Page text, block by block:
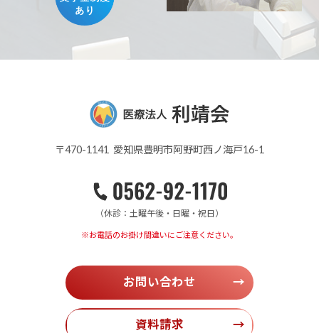
〒470-1141 愛知県豊明市阿野町西ノ海戸16-1
（休診：土曜午後・日曜・祝日）
※お電話のお掛け間違いにご注意ください。
お問い合わせ →
資料請求 →